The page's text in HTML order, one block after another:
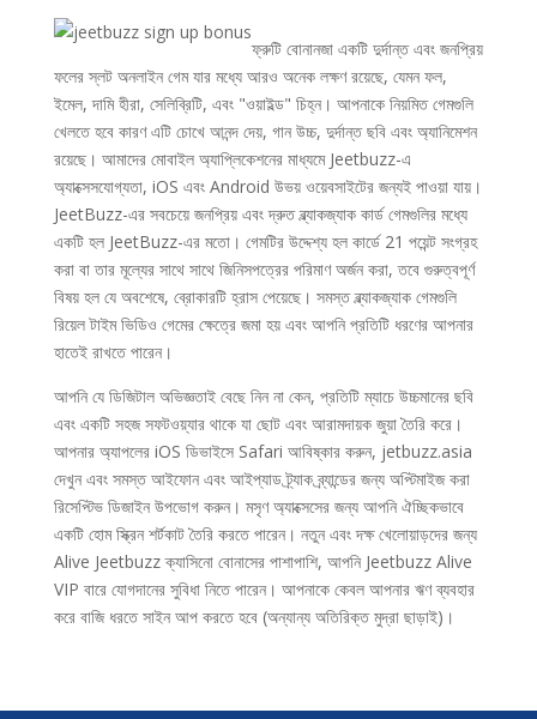
ফ্রুটি বোনানজা একটি দুর্দান্ত এবং জনপ্রিয়
ফলের স্লট অনলাইন গেম যার মধ্যে আরও অনেক লক্ষণ রয়েছে, যেমন ফল,
ইমেল, দামি হীরা, সেলিব্রিটি, এবং "ওয়াইল্ড" চিহ্ন। আপনাকে নিয়মিত গেমগুলি
খেলতে হবে কারণ এটি চোখে আনন্দ দেয়, গান উচ্চ, দুর্দান্ত ছবি এবং অ্যানিমেশন
রয়েছে। আমাদের মোবাইল অ্যাপ্লিকেশনের মাধ্যমে Jeetbuzz-এ
অ্যাক্সেসযোগ্যতা, iOS এবং Android উভয় ওয়েবসাইটের জন্যই পাওয়া যায়।
JeetBuzz-এর সবচেয়ে জনপ্রিয় এবং দ্রুত ব্ল্যাকজ্যাক কার্ড গেমগুলির মধ্যে
একটি হল JeetBuzz-এর মতো। গেমটির উদ্দেশ্য হল কার্ডে 21 পয়েন্ট সংগ্রহ
করা বা তার মূল্যের সাথে সাথে জিনিসপত্রের পরিমাণ অর্জন করা, তবে গুরুত্বপূর্ণ
বিষয় হল যে অবশেষে, ব্রোকারটি হ্রাস পেয়েছে। সমস্ত ব্ল্যাকজ্যাক গেমগুলি
রিয়েল টাইম ভিডিও গেমের ক্ষেত্রে জমা হয় এবং আপনি প্রতিটি ধরণের আপনার
হাতেই রাখতে পারেন।
আপনি যে ডিজিটাল অভিজ্ঞতাই বেছে নিন না কেন, প্রতিটি ম্যাচে উচ্চমানের ছবি
এবং একটি সহজ সফটওয়্যার থাকে যা ছোট এবং আরামদায়ক জুয়া তৈরি করে।
আপনার অ্যাপলের iOS ডিভাইসে Safari আবিষ্কার করুন, jetbuzz.asia
দেখুন এবং সমস্ত আইফোন এবং আইপ্যাড ট্র্যাক ব্র্যান্ডের জন্য অপ্টিমাইজ করা
রিসেপ্টিভ ডিজাইন উপভোগ করুন। মসৃণ অ্যাক্সেসের জন্য আপনি ঐচ্ছিকভাবে
একটি হোম স্ক্রিন শর্টকাট তৈরি করতে পারেন। নতুন এবং দক্ষ খেলোয়াড়দের জন্য
Alive Jeetbuzz ক্যাসিনো বোনাসের পাশাপাশি, আপনি Jeetbuzz Alive
VIP বারে যোগদানের সুবিধা নিতে পারেন। আপনাকে কেবল আপনার ঋণ ব্যবহার
করে বাজি ধরতে সাইন আপ করতে হবে (অন্যান্য অতিরিক্ত মুদ্রা ছাড়াই)।